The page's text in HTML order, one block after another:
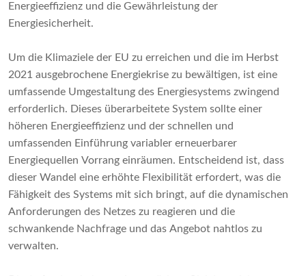
Energieeffizienz und die Gewährleistung der
Energiesicherheit.
Um die Klimaziele der EU zu erreichen und die im Herbst
2021 ausgebrochene Energiekrise zu bewältigen, ist eine
umfassende Umgestaltung des Energiesystems zwingend
erforderlich. Dieses überarbeitete System sollte einer
höheren Energieeffizienz und der schnellen und
umfassenden Einführung variabler erneuerbarer
Energiequellen Vorrang einräumen. Entscheidend ist, dass
dieser Wandel eine erhöhte Flexibilität erfordert, was die
Fähigkeit des Systems mit sich bringt, auf die dynamischen
Anforderungen des Netzes zu reagieren und die
schwankende Nachfrage und das Angebot nahtlos zu
verwalten.